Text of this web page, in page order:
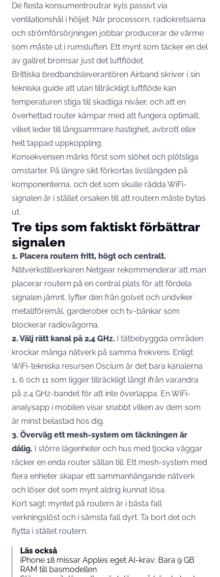
De flesta konsumentroutrar kyls passivt via
ventilationshål i höljet. När processorn, radiokretsarna
och strömförsörjningen jobbar producerar de värme
som måste ut i rumsluften. Ett mynt som täcker en del
av gallret bromsar just det luftflödet.
Brittiska bredbandsleverantören Airband skriver i sin
tekniska guide att utan tillräckligt luftflöde kan
temperaturen stiga till skadliga nivåer, och att en
överhettad router kämpar med att fungera optimalt,
vilket leder till långsammare hastighet, avbrott eller
helt tappad uppkoppling.
Konsekvensen märks först som slöhet och plötsliga
omstarter. På längre sikt förkortas livslängden på
komponenterna, och det som skulle rädda WiFi-
signalen är i stället orsaken till att routern måste bytas
ut.
Tre tips som faktiskt förbättrar
signalen
1. Placera routern fritt, högt och centralt.
Nätverkstillverkaren Netgear rekommenderar att man
placerar routern på en central plats för att fördela
signalen jämnt, lyfter den från golvet och undviker
metallföremål, garderober och tv-bänkar som
blockerar radiovågorna.
2. Välj rätt kanal på 2,4 GHz. I tätbebyggda områden
krockar många nätverk på samma frekvens. Enligt
WiFi-tekniska resursen Oscium är det bara kanalerna
1, 6 och 11 som ligger tillräckligt långt ifrån varandra
på 2,4 GHz-bandet för att inte överlappa. En WiFi-
analysapp i mobilen visar snabbt vilken av dem som
är minst belastad hos dig.
3. Överväg ett mesh-system om täckningen är
dålig. I större lägenheter och hus med tjocka väggar
räcker en enda router sällan till. Ett mesh-system med
flera enheter skapar ett sammanhängande nätverk
och löser det som mynt aldrig kunnat lösa.
Kort sagt: myntet på routern är i bästa fall
verkningslöst och i sämsta fall dyrt. Ta bort det och
flytta i stället routern.
Läs också
iPhone 18 missar Apples eget AI-krav: Bara 9 GB
RAM till basmodellen